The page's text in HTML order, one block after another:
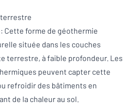
Cette forme de géothermie
située dans les couches
terrestre, à faible profondeur. Les
peuvent capter cette
refroidir des bâtiments en
de la chaleur au sol.